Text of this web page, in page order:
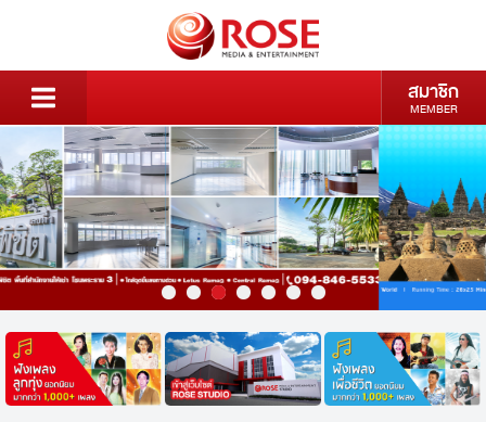
สมาชิก
MEMBER